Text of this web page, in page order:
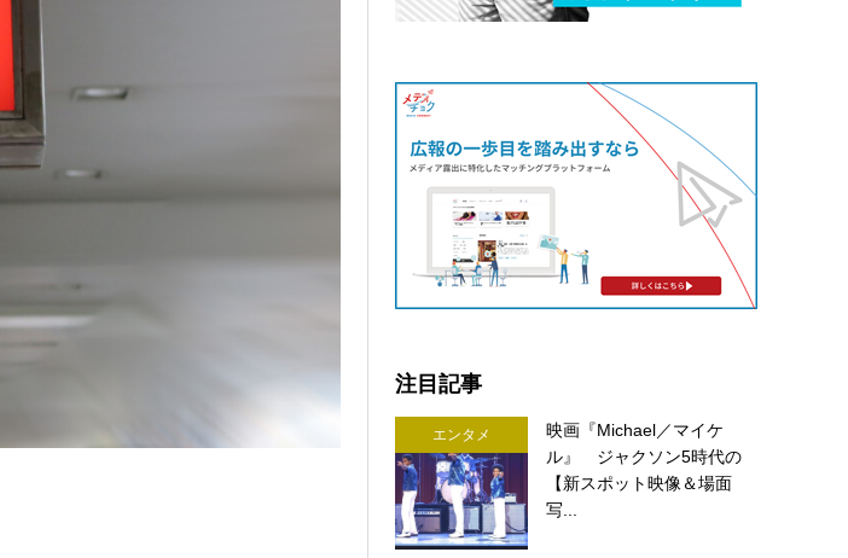
注目記事
エンタメ
映画『Michael／マイケ
ル』 ジャクソン5時代の
【新スポット映像＆場面
写...